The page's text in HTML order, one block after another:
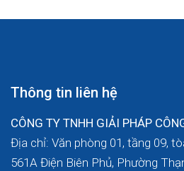
Thông tin liên hệ
CÔNG TY TNHH GIẢI PHÁP
Địa chỉ: Văn phòng 01, tầng 09,
561A Điện Biên Phủ, Phường